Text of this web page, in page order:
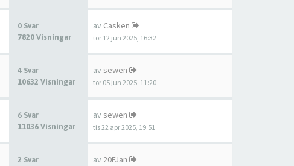
0 Svar
7820 Visningar
av Casken
tor 12 jun 2025, 16:32
4 Svar
10632 Visningar
av sewen
tor 05 jun 2025, 11:20
6 Svar
11036 Visningar
av sewen
tis 22 apr 2025, 19:51
2 Svar
av 20FJan